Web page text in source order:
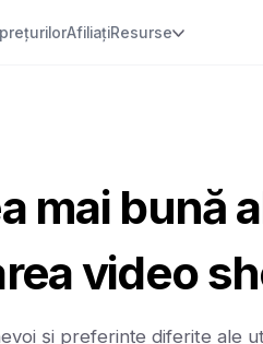
AfiliațiResurse
mai bună
video
și preferințe diferite ale